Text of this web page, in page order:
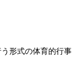
形式の体育的行事